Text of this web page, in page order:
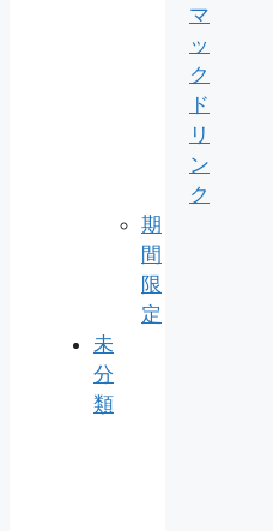
マ
ッ
ク
ド
リ
ン
ク
期
間
限
定
未
分
類